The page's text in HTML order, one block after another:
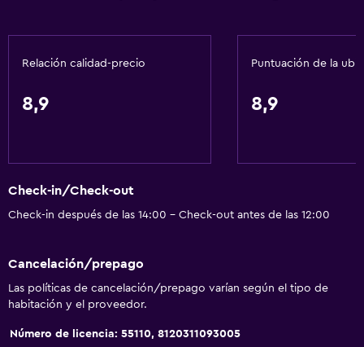
Papel higiénico
Cepillo de dientes
Salud y seguridad
Cámaras CCTV en el exterior
Limpieza diaria
Cámaras CCTV en zonas comunes
Servicios y facilidades
Botella de agua
Relación calidad-precio
8,9
Puntuación de la
8,9
Check-in/Check-out
Check-in después de las 14:00 - Check-out antes de las 12:00
Cancelación/prepago
Las políticas de cancelación/prepago varían según el tipo de
habitación y el proveedor.
Número de licencia: 55110, 8120311093005